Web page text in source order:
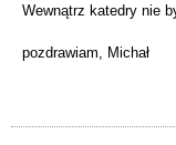
Wewnątrz katedry nie
pozdrawiam, Michał